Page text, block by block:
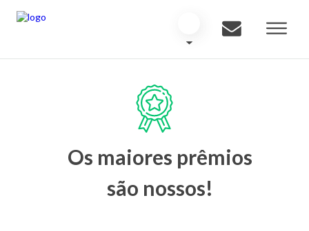
Os maiores prêmios
são nossos!